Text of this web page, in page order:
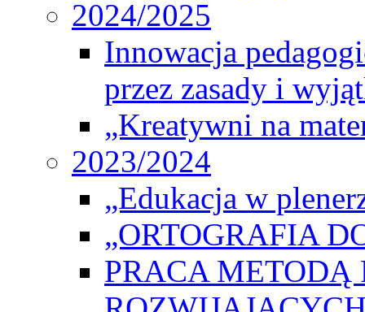
2024/2025
Innowacja
przez zasady i
„Kreatywni na
2023/2024
„Edukacja w
„ORTOGRAFIA
PRACA METODĄ